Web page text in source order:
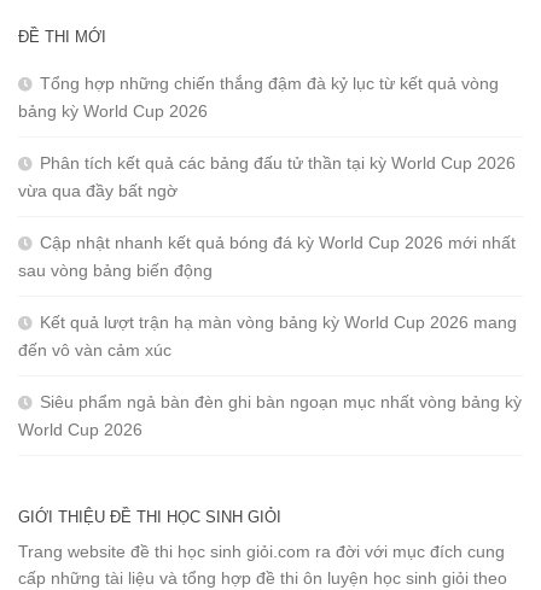
ĐỀ THI MỚI
Tổng hợp những chiến thắng đậm đà kỷ lục từ kết quả vòng
bảng kỳ World Cup 2026
Phân tích kết quả các bảng đấu tử thần tại kỳ World Cup 2026
vừa qua đầy bất ngờ
Cập nhật nhanh kết quả bóng đá kỳ World Cup 2026 mới nhất
sau vòng bảng biến động
Kết quả lượt trận hạ màn vòng bảng kỳ World Cup 2026 mang
đến vô vàn cảm xúc
Siêu phẩm ngả bàn đèn ghi bàn ngoạn mục nhất vòng bảng kỳ
World Cup 2026
GIỚI THIỆU ĐỀ THI HỌC SINH GIỎI
Trang website đề thi học sinh giỏi.com ra đời với mục đích cung
cấp những tài liệu và tổng hợp đề thi ôn luyện học sinh giỏi theo